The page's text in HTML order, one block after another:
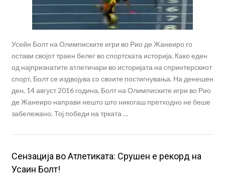
Усейн Болт на Олимписките игри во Рио де Жанеиро го
остави својот траен белег во спортската историја. Како еден
од најпризнатите атлетичари во историјата на спринтерскиот
спорт, Болт се издвојува со своите постигнувања. На денешен
ден, 14 август 2016 година, Болт на Олимписките игри во Рио
де Жанеиро направи нешто што никогаш претходно не беше
забележано. Тој победи на трката …
Сензација во Атлетиката: Срушен е рекорд на
Усаин Болт!